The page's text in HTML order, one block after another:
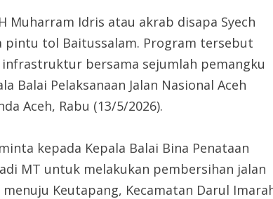
Muharram Idris atau akrab disapa Syech
pintu tol Baitussalam. Program tersebut
bersama sejumlah pemangku
Balai Pelaksanaan Jalan Nasional Aceh
Aceh, Rabu (13/5/2026).
kepada Kepala Balai Bina Penataan
MT untuk melakukan pembersihan jalan
Keutapang, Kecamatan Darul